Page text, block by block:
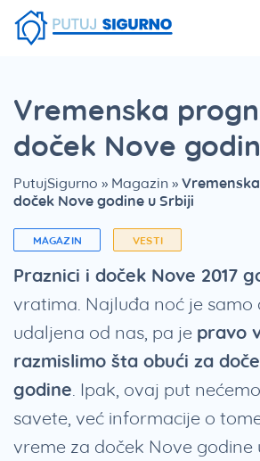
Vremenska
doček Nove
PutujSigurno » Magazin »
doček Nove godine u Srbiji
MAGAZIN VESTI
Praznici i doček Nove 2017
vratima. Najluđa noć je samo
udaljena od nas, pa je pravo
razmislimo šta obući za
godine. Ipak, ovaj put
savete, već informacije o
vreme za doček Nove godine